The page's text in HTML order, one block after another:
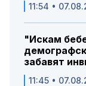
11:54 •
"Искам
забавят
11:45 •